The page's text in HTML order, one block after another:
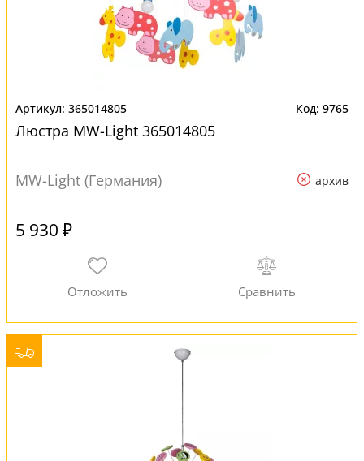
365014805 9765
Люстра MW-Light 365014805
MW-Light (Германия) архив
5 930 ₽